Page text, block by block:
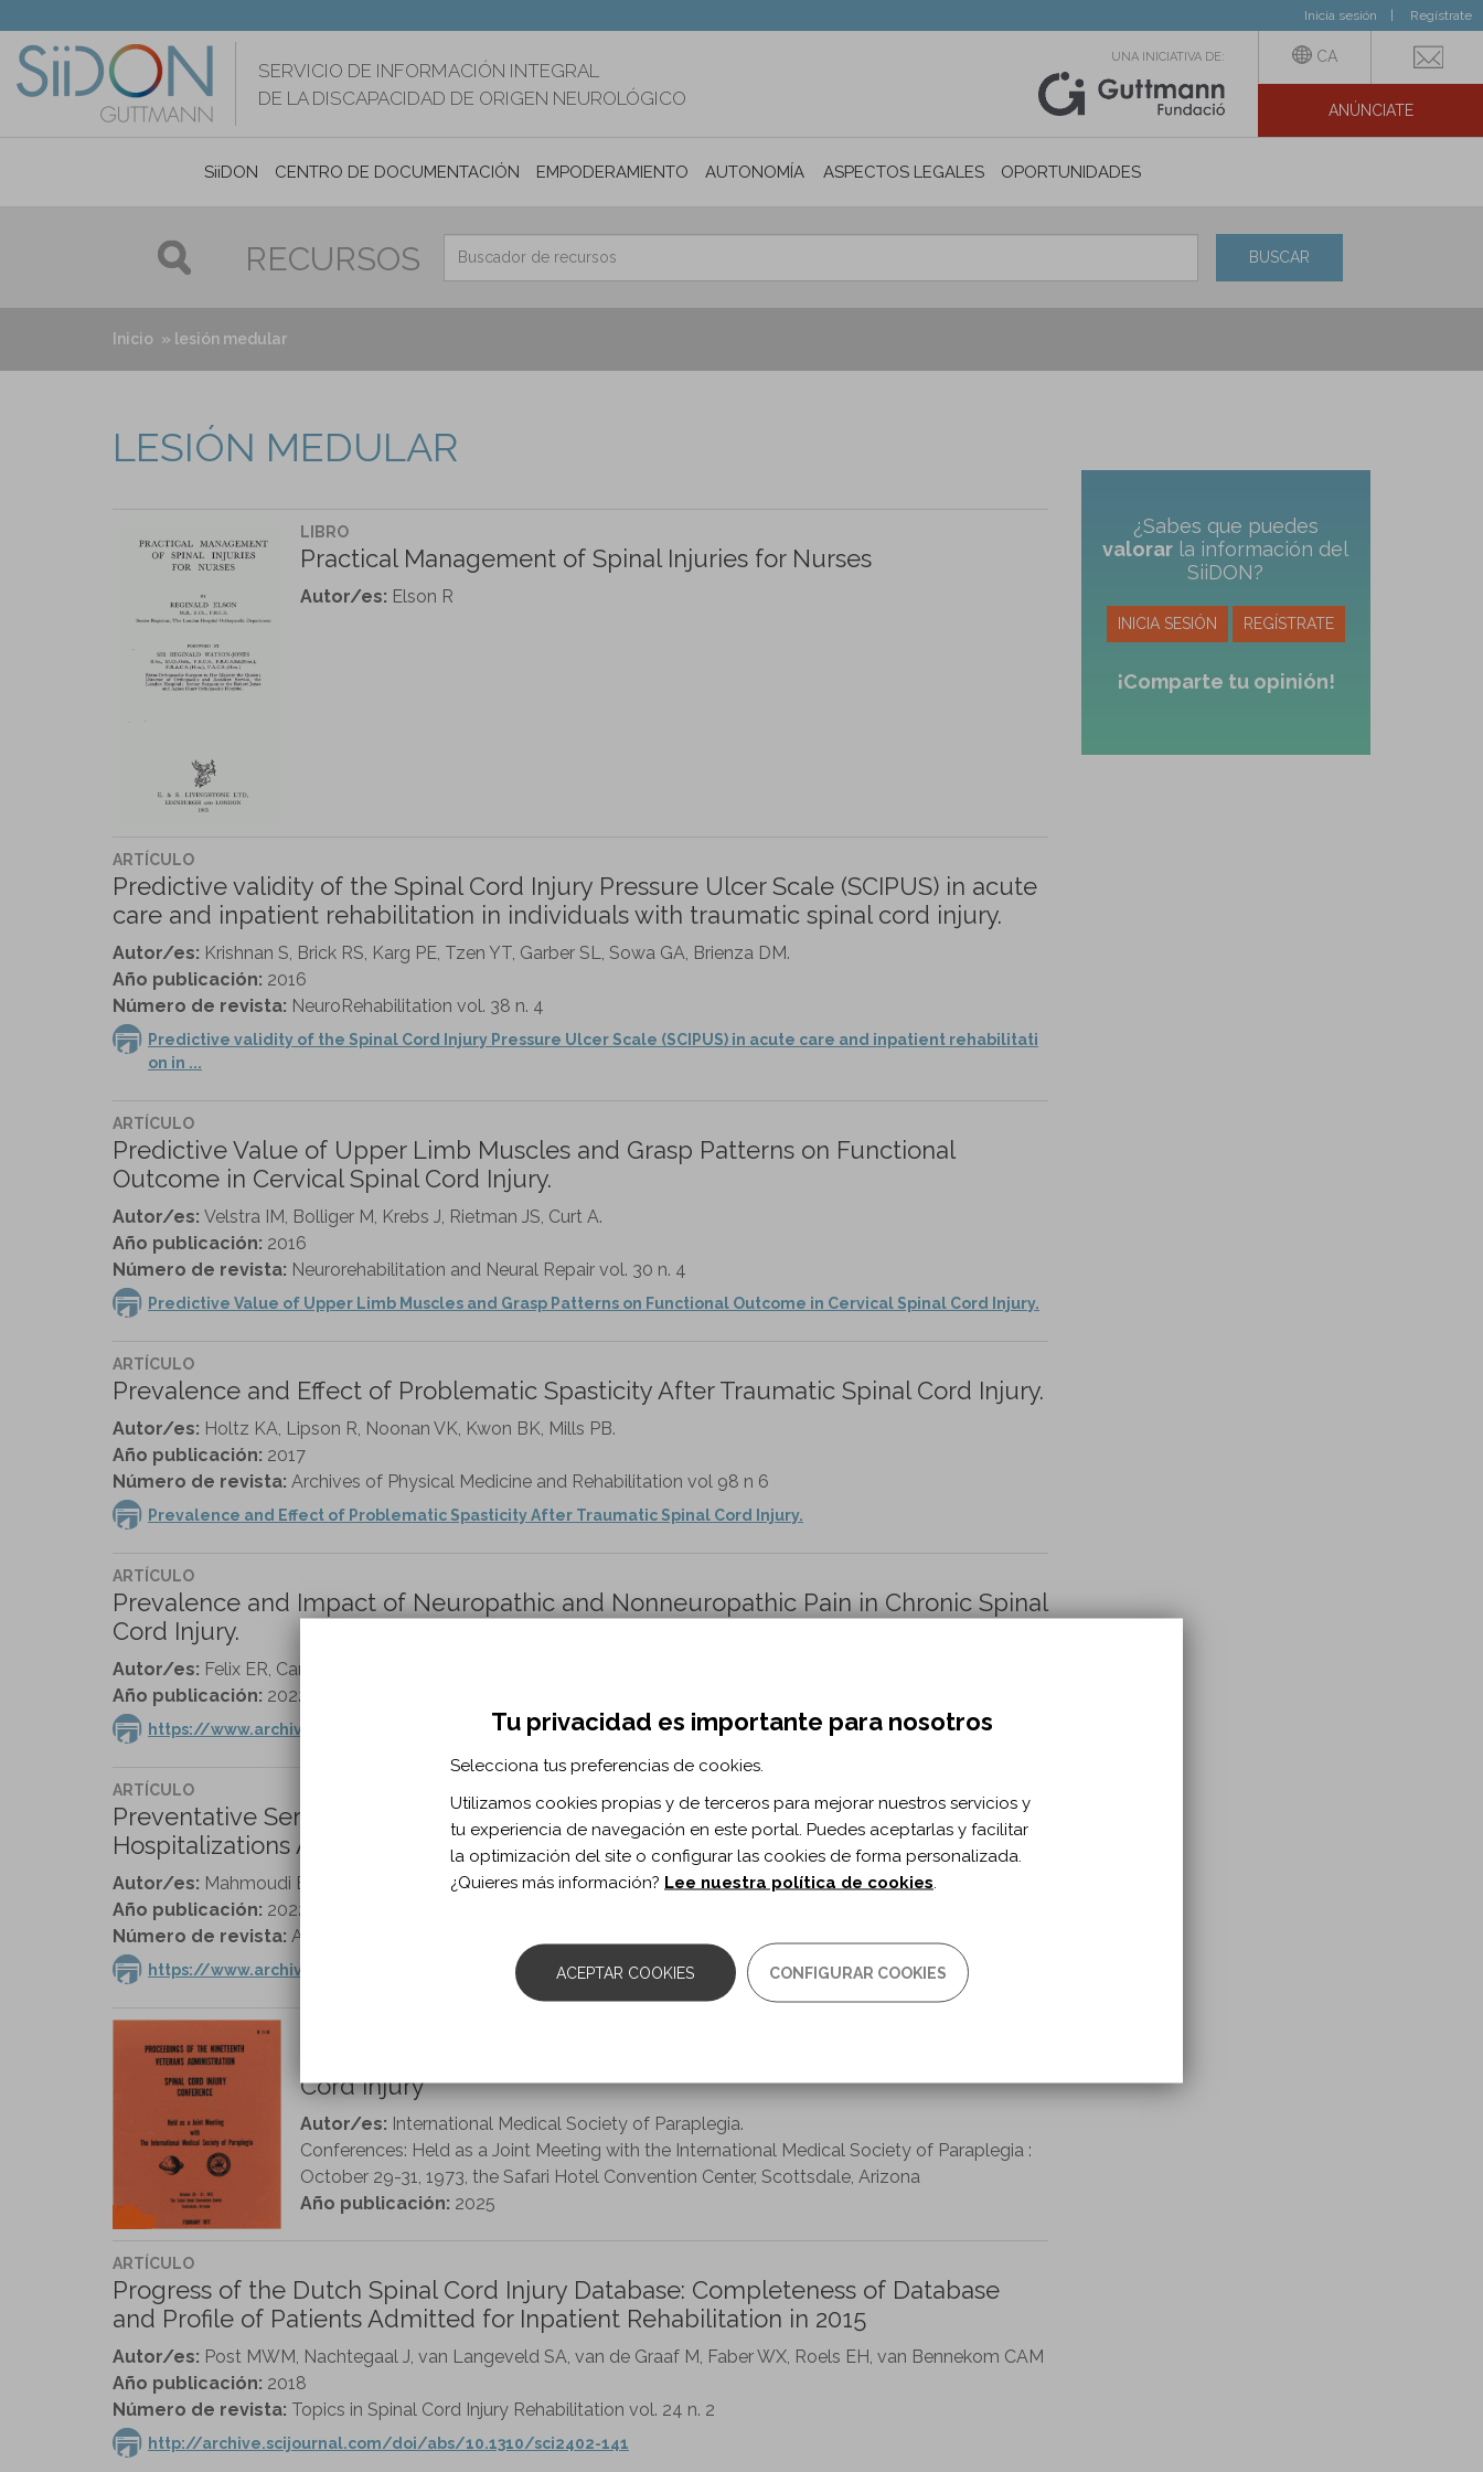
contenido
principal
Inicia sesión Regístrate
SERVICIO DE INFORMACIÓN INTEGRAL
DE LA DISCAPACIDAD DE ORIGEN NEUROLÓGICO
UNA INICIATIVA DE: CA
ANÚNCIATE
SiiDON CENTRO DE DOCUMENTACIÓN EMPODERAMIENTO AUTONOMÍA PERSONAL E INCLUSIÓN SOCIAL
ASPECTOS LEGALES OPORTUNIDADES
RECURSOS BUSCAR
Inicio lesión medular
LESIÓN MEDULAR
LIBRO
Practical Management of Spinal Injuries for Nurses
Autor/es: Elson R
ARTÍCULO
Predictive validity of the Spinal Cord Injury Pressure Ulcer Scale (SCIPUS) in acute
care and inpatient rehabilitation in individuals with traumatic spinal cord injury.
Autor/es: Krishnan S, Brick RS, Karg PE, Tzen YT, Garber SL, Sowa GA, Brienza DM.
Año publicación: 2016
Número de revista: NeuroRehabilitation vol. 38 n. 4
Predictive validity of the Spinal Cord Injury Pressure Ulcer Scale (SCIPUS) in acute care and inpatient rehabilitati
on in ...
ARTÍCULO
Predictive Value of Upper Limb Muscles and Grasp Patterns on Functional
Outcome in Cervical Spinal Cord Injury.
Autor/es: Velstra IM, Bolliger M, Krebs J, Rietman JS, Curt A.
Año publicación: 2016
Número de revista: Neurorehabilitation and Neural Repair vol. 30 n. 4
Predictive Value of Upper Limb Muscles and Grasp Patterns on Functional Outcome in Cervical Spinal Cord Injury.
ARTÍCULO
Prevalence and Effect of Problematic Spasticity After Traumatic Spinal Cord Injury.
Autor/es: Holtz KA, Lipson R, Noonan VK, Kwon BK, Mills PB.
Año publicación: 2017
Número de revista: Archives of Physical Medicine and Rehabilitation vol 98 n 6
Prevalence and Effect of Problematic Spasticity After Traumatic Spinal Cord Injury.
ARTÍCULO
Prevalence and Impact of Neuropathic and Nonneuropathic Pain in Chronic Spinal
Cord Injury.
Autor/es: Felix ER, Cardenas DD, Bryce TN, Charlifue S, Lee TK, MacIntyre B, Mulroy S, Taylor H.
Año publicación: 2022
https://www.archives-pmr.org/article/S0003-9993(21)00913-8/fulltext
ARTÍCULO
Preventative Services Use and Risk Reduction for Potentially Preventative
Hospitalizations Among People With Traumatic Spinal Cord Injury.
Autor/es: Mahmoudi E, Lin P, Ratakonda S, Khan A, Kamdar N, Peterson MD.
Año publicación: 2022
Número de revista: Archives of Physical Medicine and Rehabilitation. vol. 103 n. 7
https://www.archives-pmr.org/article/S0003-9993(21)01733-0/fulltext
Cord Injury
Autor/es: International Medical Society of Paraplegia.
Conferences: Held as a Joint Meeting with the International Medical Society of Paraplegia :
October 29-31, 1973, the Safari Hotel Convention Center, Scottsdale, Arizona
Año publicación: 2025
ARTÍCULO
Progress of the Dutch Spinal Cord Injury Database: Completeness of Database
and Profile of Patients Admitted for Inpatient Rehabilitation in 2015
Autor/es: Post MWM, Nachtegaal J, van Langeveld SA, van de Graaf M, Faber WX, Roels EH, van Bennekom CAM
Año publicación: 2018
Número de revista: Topics in Spinal Cord Injury Rehabilitation vol. 24 n. 2
http://archive.scijournal.com/doi/abs/10.1310/sci2402-141
¿Sabes que puedes
valorar la información del
SiiDON?
INICIA SESIÓN REGÍSTRATE
¡Comparte tu opinión!
Tu privacidad es importante para nosotros
Selecciona tus preferencias de cookies.
Utilizamos cookies propias y de terceros para mejorar nuestros servicios y
tu experiencia de navegación en este portal. Puedes aceptarlas y facilitar
la optimización del site o configurar las cookies de forma personalizada.
¿Quieres más información? Lee nuestra política de cookies
ACEPTAR COOKIES CONFIGURAR COOKIES